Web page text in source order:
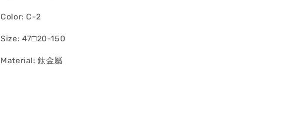
Color: C-2
Size: 47□20-150
Material: 鈦金屬